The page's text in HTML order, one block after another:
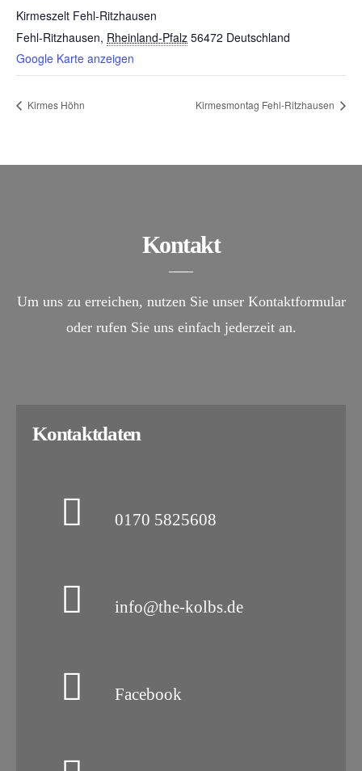
Kirmeszelt Fehl-Ritzhausen
Fehl-Ritzhausen, Rheinland-Pfalz 56472 Deutschland
Google Karte anzeigen
Kirmes Höhn Kirmesmontag Fehl-Ritzhausen
Kontakt
Um uns zu erreichen, nutzen Sie unser Kontaktformular
oder rufen Sie uns einfach jederzeit an.
Kontaktdaten
0170 5825608
info@the-kolbs.de
Facebook